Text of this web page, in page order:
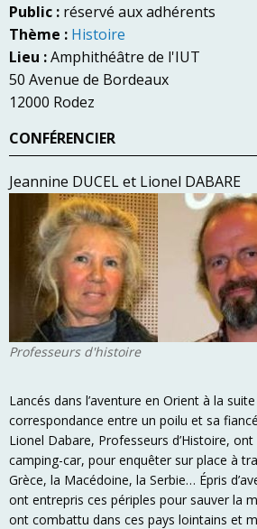
Public : réservé aux adhérents
Thème : Histoire
Lieu :Amphithéâtre de l'IUT
50 Avenue de Bordeaux
12000 Rodez
CONFÉRENCIER
Jeannine DUCEL et Lionel DABARE
Professeurs d'histoire
Lancés dans l’aventure en Orient à la
correspondance entre un poilu et sa
Lionel Dabare, Professeurs d’Histoire,
camping-car, pour enquêter sur place à
Grèce, la Macédoine, la Serbie… Épris
ont entrepris ces périples pour sauver la
ont combattu dans ces pays lointains et